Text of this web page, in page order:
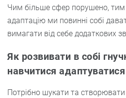
Чим більше сфер порушено, тим
адаптацію ми повинні собі
вимагати від себе додаткових
Як розвивати в собі
навчитися
Потрібно шукати та